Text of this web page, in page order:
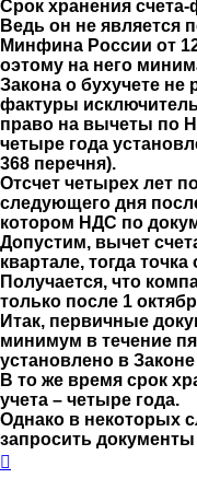
Срок хранения
Ведь он не является
Минфина России от
оэтому на него
Закона о бухучете не
фактуры
право на вычеты по
четыре года
368 перечня).
Отсчет четырех лет
следующего дня
котором НДС по
Допустим, вычет
квартале, тогда точка
Получается, что
только после 1
Итак, первичные
минимум в течение
установлено в
В то же время срок
учета – четыре года.
Однако в некоторых
запросить